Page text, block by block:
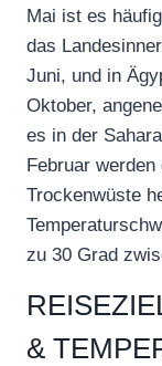
Mai ist es
das
Juni, und in
Oktober,
es in der
Februar
Trockenwüste
zu 30 Grad
&